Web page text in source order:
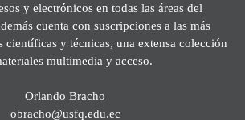
y electrónicos en todas las áreas del
cuenta con suscripciones a las más
científicas y técnicas, una extensa colección
multimedia y acceso.
Orlando Bracho
obracho@usfq.edu.ec